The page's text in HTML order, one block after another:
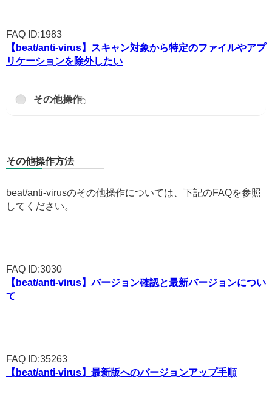
FAQ ID:1983
【beat/anti-virus】スキャン対象から特定のファイルやアプ
リケーションを除外したい
その他操作
その他操作方法
beat/anti-virusのその他操作については、下記のFAQを参照
してください。
FAQ ID:3030
【beat/anti-virus】バージョン確認と最新バージョンについ
て
FAQ ID:35263
【beat/anti-virus】最新版へのバージョンアップ手順